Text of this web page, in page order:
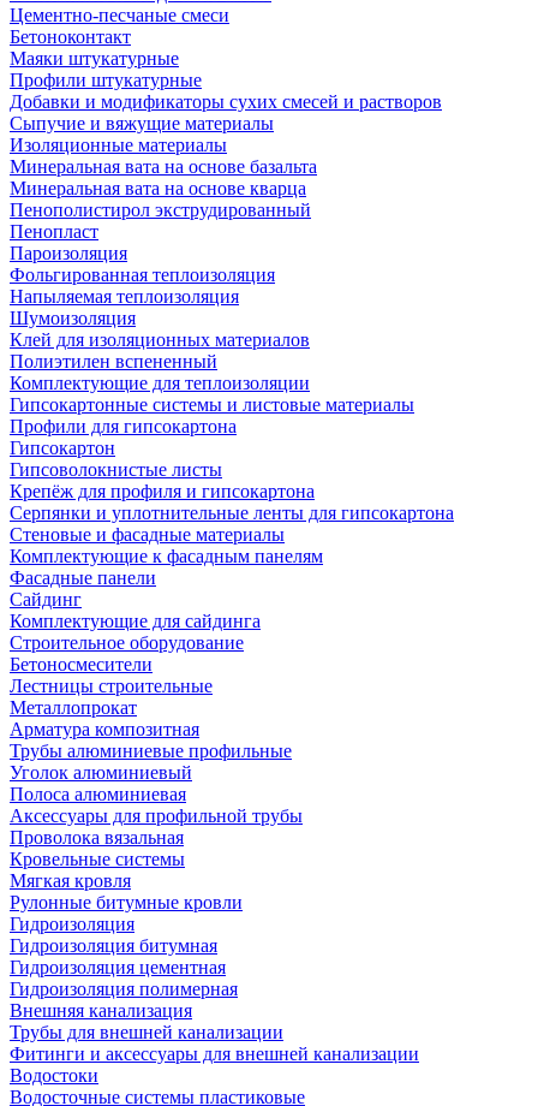
Цементно-песчаные смеси
Бетоноконтакт
Маяки штукатурные
Профили штукатурные
Добавки и модификаторы сухих смесей и растворов
Сыпучие и вяжущие материалы
Изоляционные материалы
Минеральная вата на основе базальта
Минеральная вата на основе кварца
Пенополистирол экструдированный
Пенопласт
Пароизоляция
Фольгированная теплоизоляция
Напыляемая теплоизоляция
Шумоизоляция
Клей для изоляционных материалов
Полиэтилен вспененный
Комплектующие для теплоизоляции
Гипсокартонные системы и листовые материалы
Профили для гипсокартона
Гипсокартон
Гипсоволокнистые листы
Крепёж для профиля и гипсокартона
Серпянки и уплотнительные ленты для гипсокартона
Стеновые и фасадные материалы
Комплектующие к фасадным панелям
Фасадные панели
Сайдинг
Комплектующие для сайдинга
Строительное оборудование
Бетоносмесители
Лестницы строительные
Металлопрокат
Арматура композитная
Трубы алюминиевые профильные
Уголок алюминиевый
Полоса алюминиевая
Аксессуары для профильной трубы
Проволока вязальная
Кровельные системы
Мягкая кровля
Рулонные битумные кровли
Гидроизоляция
Гидроизоляция битумная
Гидроизоляция цементная
Гидроизоляция полимерная
Внешняя канализация
Трубы для внешней канализации
Фитинги и аксессуары для внешней канализации
Водостоки
Водосточные системы пластиковые